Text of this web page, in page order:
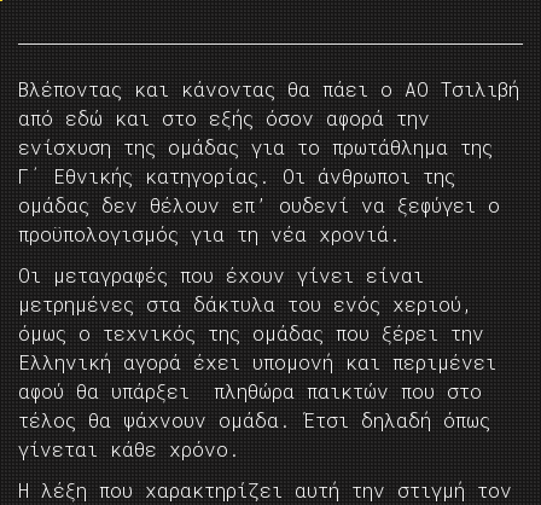
Βλέποντας και κάνοντας θα πάει ο ΑΟ Τσιλιβή
από εδώ και στο εξής όσον αφορά την
ενίσχυση της ομάδας για το πρωτάθλημα της
Γ΄ Εθνικής κατηγορίας. Οι άνθρωποι της
ομάδας δεν θέλουν επ’ ουδενί να ξεφύγει ο
προϋπολογισμός για τη νέα χρονιά.
Οι μεταγραφές που έχουν γίνει είναι
μετρημένες στα δάκτυλα του ενός χεριού,
όμως ο τεχνικός της ομάδας που ξέρει την
Ελληνική αγορά έχει υπομονή και περιμένει
αφού θα υπάρξει πληθώρα παικτών που στο
τέλος θα ψάχνουν ομάδα. Έτσι δηλαδή όπως
γίνεται κάθε χρόνο.
Η λέξη που χαρακτηρίζει αυτή την στιγμή τον